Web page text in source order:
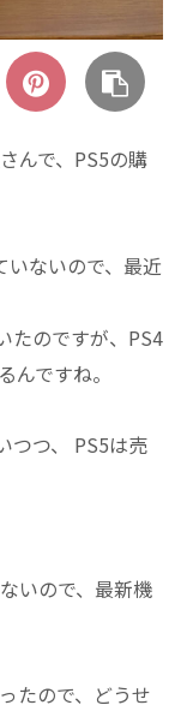
んで、PS5の購
いないので、最近
たのですが、PS4
んですね。
つつ、 PS5は売
いので、最新機
たので、どうせ